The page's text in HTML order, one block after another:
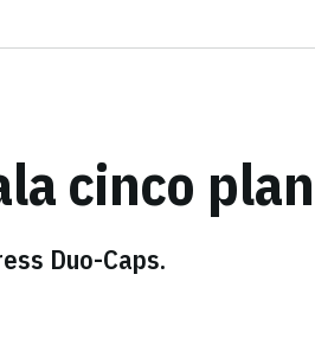
cinco
Duo-Caps.